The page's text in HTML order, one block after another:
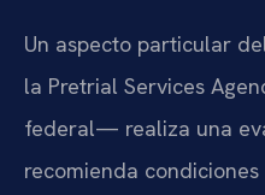
Un aspecto particular
la Pretrial Services
federal— realiza una
recomienda